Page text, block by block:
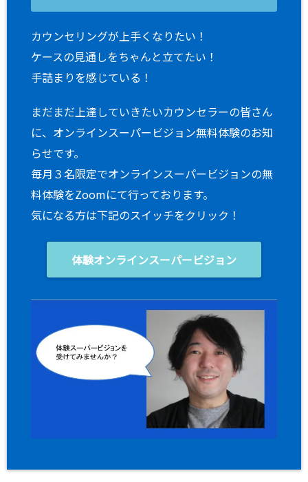
カウンセリングが上手くなりたい！
ケースの見通しをちゃんと立てたい！
手詰まりを感じている！
まだまだ上達していきたいカウンセラーの皆さん
に、オンラインスーパービジョン無料体験のお知
らせです。
毎月３名限定でオンラインスーパービジョンの無
料体験をZoomにて行っております。
気になる方は下記のスイッチをクリック！
体験オンラインスーパービジョン